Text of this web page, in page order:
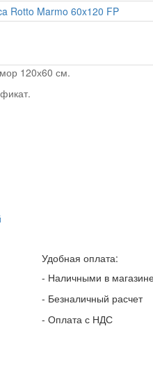
120х60 см.
Удобная оплата:
- Наличными в
- Безналичный расчет
- Оплата с НДС